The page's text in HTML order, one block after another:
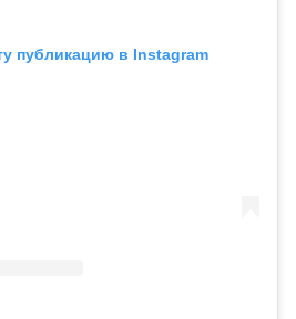
публикацию в Instagram